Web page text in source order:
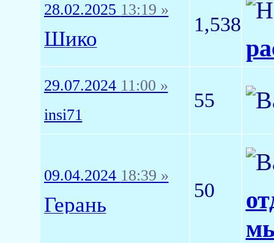
28.02.2025 13:19 »
Шико
1,538
29.07.2024 11:00 »
insi71
55
09.04.2024 18:39 »
Герань
50